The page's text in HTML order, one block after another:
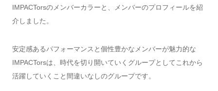
IMPACTorsのメンバーカラーと、メンバーのプロフィールを紹
介しました。
安定感あるパフォーマンスと個性豊かなメンバーが魅力的な
IMPACTorsは、時代を切り開いていくグループとしてこれから
活躍していくこと間違いなしのグループです。